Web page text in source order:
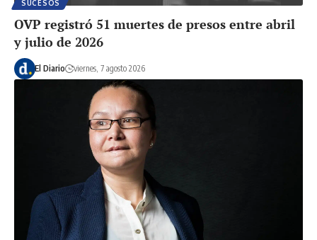
SUCESOS
OVP registró 51 muertes de presos entre abril
y julio de 2026
El Diario viernes, 7 agosto 2026